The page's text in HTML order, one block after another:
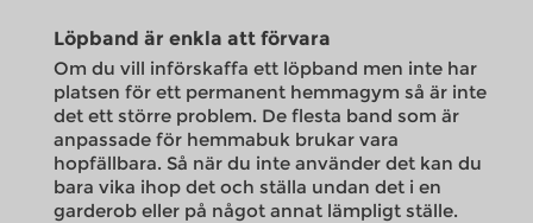
Löpband är enkla att förvara
Om du vill införskaffa ett löpband men inte har
platsen för ett permanent hemmagym så är inte
det ett större problem. De flesta band som är
anpassade för hemmabuk brukar vara
hopfällbara. Så när du inte använder det kan du
bara vika ihop det och ställa undan det i en
garderob eller på något annat lämpligt ställe.